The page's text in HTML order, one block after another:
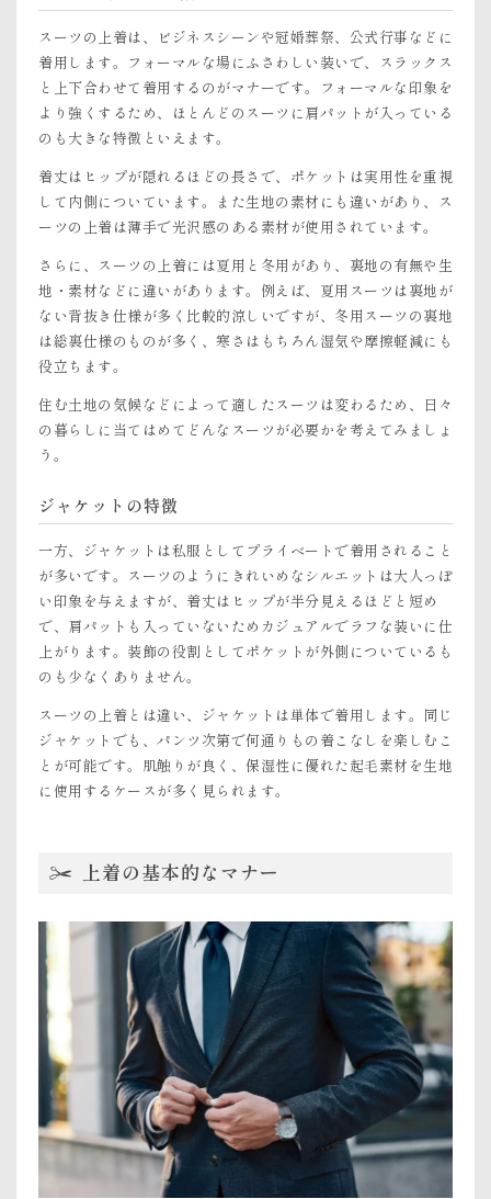
スーツの上着は、ビジネスシーンや冠婚葬祭、公式行事などに
着用します。フォーマルな場にふさわしい装いで、スラックス
と上下合わせて着用するのがマナーです。フォーマルな印象を
より強くするため、ほとんどのスーツに肩パットが入っている
のも大きな特徴といえます。
着丈はヒップが隠れるほどの長さで、ポケットは実用性を重視
して内側についています。また生地の素材にも違いがあり、ス
ーツの上着は薄手で光沢感のある素材が使用されています。
さらに、スーツの上着には夏用と冬用があり、裏地の有無や生
地・素材などに違いがあります。例えば、夏用スーツは裏地が
ない背抜き仕様が多く比較的涼しいですが、冬用スーツの裏地
は総裏仕様のものが多く、寒さはもちろん湿気や摩擦軽減にも
役立ちます。
住む土地の気候などによって適したスーツは変わるため、日々
の暮らしに当てはめてどんなスーツが必要かを考えてみましょ
う。
ジャケットの特徴
一方、ジャケットは私服としてプライベートで着用されること
が多いです。スーツのようにきれいめなシルエットは大人っぽ
い印象を与えますが、着丈はヒップが半分見えるほどと短め
で、肩パットも入っていないためカジュアルでラフな装いに仕
上がります。装飾の役割としてポケットが外側についているも
のも少なくありません。
スーツの上着とは違い、ジャケットは単体で着用します。同じ
ジャケットでも、パンツ次第で何通りもの着こなしを楽しむこ
とが可能です。肌触りが良く、保湿性に優れた起毛素材を生地
に使用するケースが多く見られます。
上着の基本的なマナー